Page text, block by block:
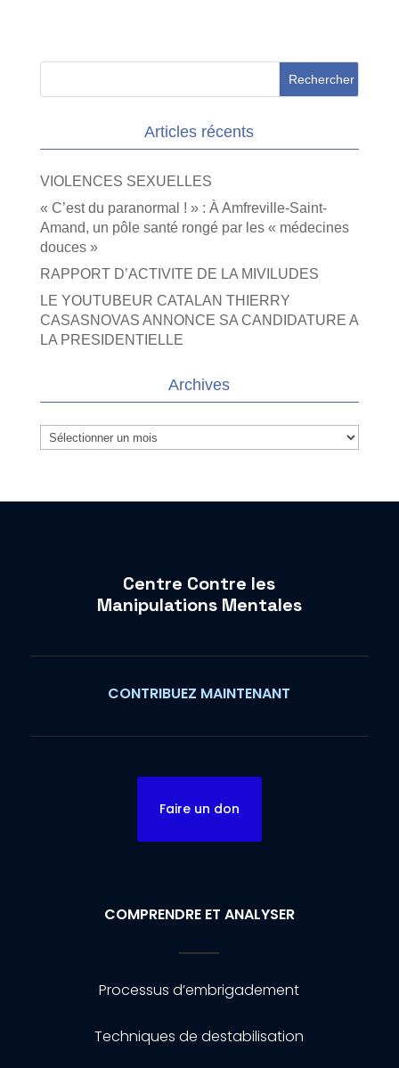
Articles récents
VIOLENCES SEXUELLES
« C’est du paranormal ! » : À Amfreville-Saint-
Amand, un pôle santé rongé par les « médecines
douces »
RAPPORT D’ACTIVITE DE LA MIVILUDES
LE YOUTUBEUR CATALAN THIERRY
CASASNOVAS ANNONCE SA CANDIDATURE A
LA PRESIDENTIELLE
Archives
Archives
Centre Contre les
Manipulations Mentales
CONTRIBUEZ MAINTENANT
Faire un don
COMPRENDRE ET ANALYSER
Processus d’embrigadement
Techniques de destabilisation